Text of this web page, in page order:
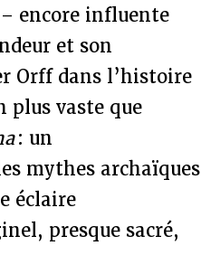
encore influente
et son
Orff dans l’histoire
plus vaste que
: un
mythes archaïques
éclaire
presque sacré,